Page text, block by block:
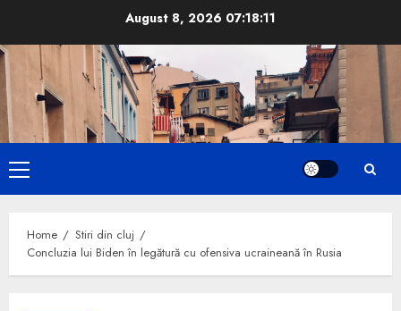
content
August 8, 2026 07:18:12
Primary
Menu
Home
Stiri din cluj
Concluzia lui Biden în legătură cu ofensiva ucraineană în Rusia